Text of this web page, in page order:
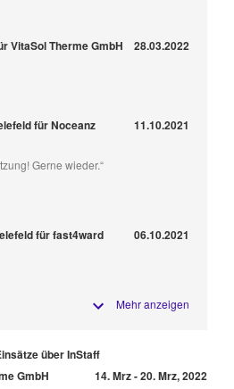
VitaSol Therme GmbH 28.03.2022
für Noceanz
11.10.2021
Gerne wieder.“
für fast4ward
06.10.2021
Mehr anzeigen
über InStaff
GmbH
14. Mrz - 20. Mrz, 2022